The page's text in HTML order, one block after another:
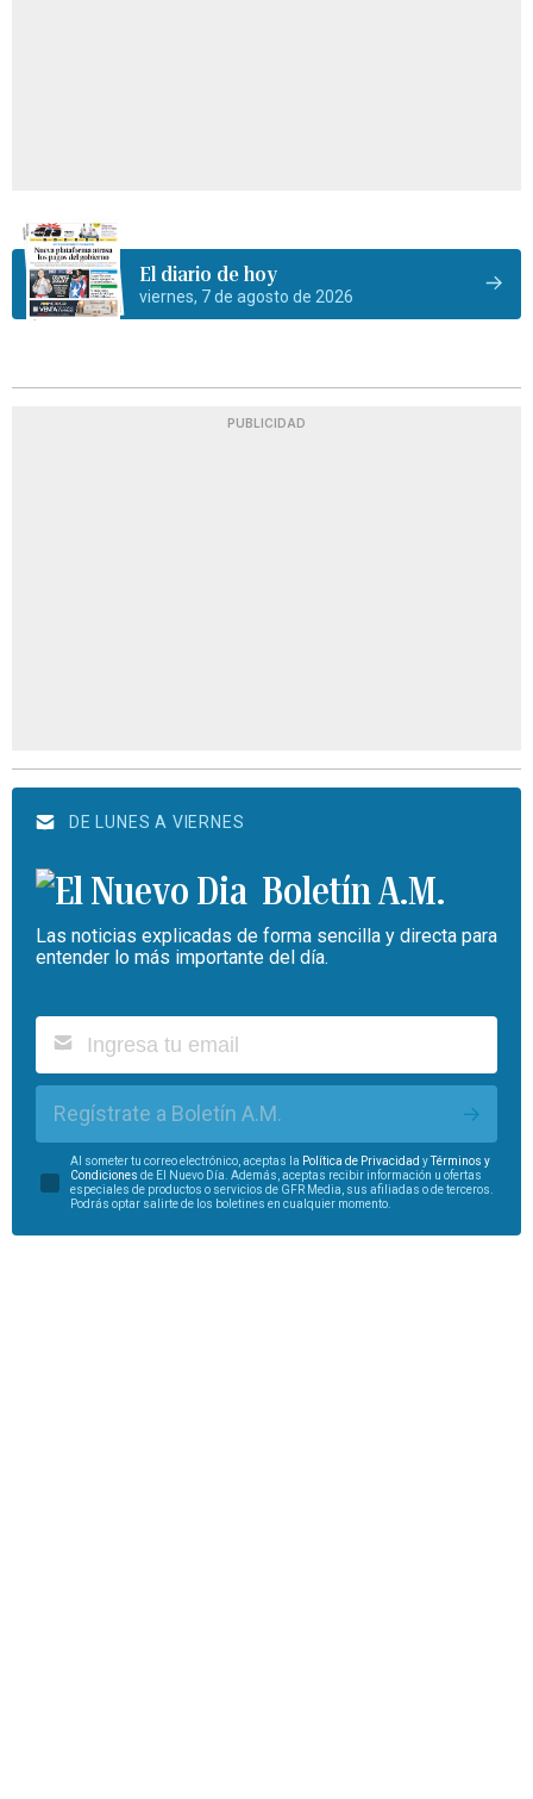
El diario de hoy
viernes, 7 de agosto de 2026
PUBLICIDAD
DE LUNES A VIERNES
Boletín A.M.
Las noticias explicadas de forma sencilla y directa para
entender lo más importante del día.
Regístrate a Boletín A.M.
Al someter tu correo electrónico, aceptas la Política de Privacidad yTérminos y
Condiciones de El Nuevo Día. Además, aceptas recibir información u ofertas
especiales de productos o servicios de GFR Media, sus afiliadas o de terceros.
Podrás optar salirte de los boletines en cualquier momento.